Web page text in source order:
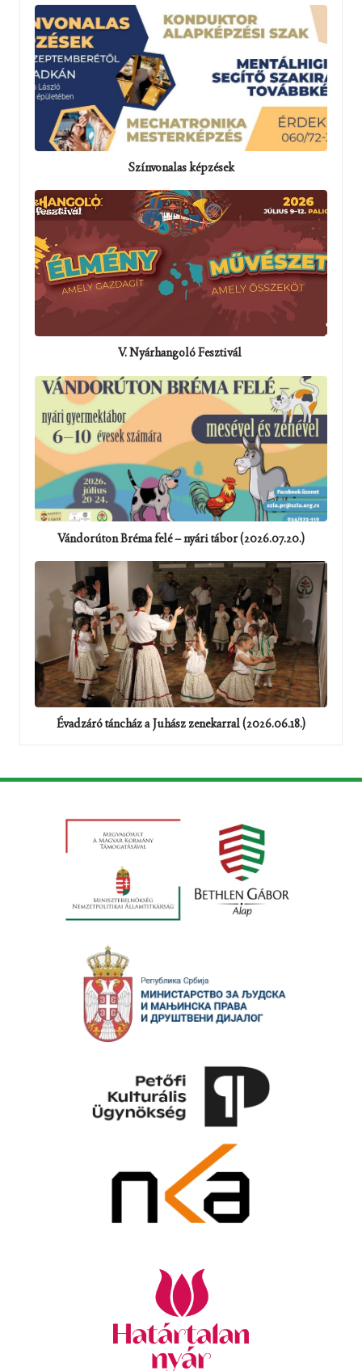
Színvonalas képzések
V. Nyárhangoló Fesztivál
Vándorúton Bréma felé – nyári tábor (2026.07.20.)
Évadzáró táncház a Juhász zenekarral (2026.06.18.)